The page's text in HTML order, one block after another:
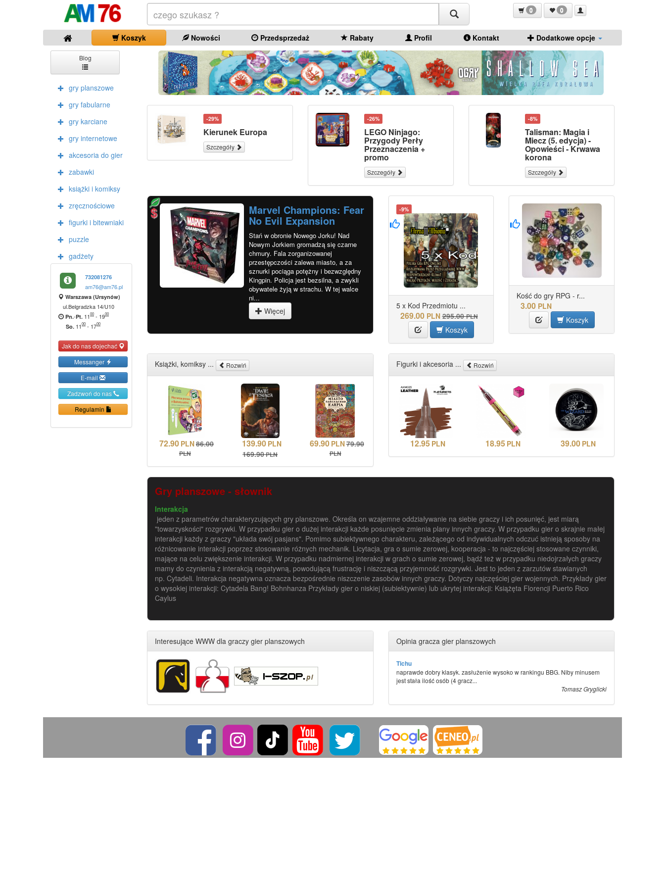
0 0
Koszyk Nowości Przedsprzedaż Rabaty Profil Kontakt Dodatkowe opcje
Blog
gry planszowe
gry fabularne
gry karciane
gry internetowe
akcesoria do gier
zabawki
książki i komiksy
zręcznościowe
figurki i bitewniaki
puzzle
gadżety
732081276
am76@am76.pl
Warszawa (Ursynów)
ul.Belgradzka 14/U10
Pn.-Pt. 1100 - 1900
So. 1100 - 1700
Jak do nas dojechać
Messanger
E-mail
Zadzwoń do nas
Regulamin
-29%
Kierunek Europa
Szczegóły
-26%
LEGO Ninjago:
Przygody Perły
Przeznaczenia +
promo
Szczegóły
-8%
Talisman: Magia i
Miecz (5. edycja) -
Opowieści - Krwawa
korona
Szczegóły
Marvel Champions: Fear
No Evil Expansion
Stań w obronie Nowego Jorku! Nad
Nowym Jorkiem gromadzą się czarne
chmury. Fala zorganizowanej
przestępczości zalewa miasto, a za
sznurki pociąga potężny i bezwzględny
Kingpin. Policja jest bezsilna, a zwykli
obywatele żyją w strachu. W tej walce
ni...
Więcej
-9%
5 x Kod Przedmiotu ...
269.00 PLN 295.00 PLN
Koszyk
Kość do gry RPG - r...
3.00 PLN
Koszyk
Książki, komiksy ... Rozwiń
72.90 PLN86.00
PLN
139.90 PLN
169.90PLN
69.90 PLN79.90
PLN
Figurki i akcesoria ... Rozwiń
12.95 PLN 18.95 PLN 39.00 PLN
Gry planszowe - słownik
Interakcja
jeden z parametrów charakteryzujących gry planszowe. Określa on wzajemne oddziaływanie na siebie graczy i ich posunięć, jest miarą
"towarzyskości" rozgrywki. W przypadku gier o dużej interakcji każde posunięcie zmienia plany innych graczy. W przypadku gier o skrajnie małej
interakcji każdy z graczy "układa swój pasjans". Pomimo subiektywnego charakteru, zależącego od indywidualnych odczuć istnieją sposoby na
różnicowanie interakcji poprzez stosowanie różnych mechanik. Licytacja, gra o sumie zerowej, kooperacja - to najczęściej stosowane czynniki,
mające na celu zwiększenie interakcji. W przypadku nadmiernej interakcji w grach o sumie zerowej, bądź też w przypadku niedojrzałych graczy
mamy do czynienia z interakcją negatywną, powodującą frustrację i niszczącą przyjemność rozgrywki. Jest to jeden z zarzutów stawianych
np. Cytadeli. Interakcja negatywna oznacza bezpośrednie niszczenie zasobów innych graczy. Dotyczy najczęściej gier wojennych. Przykłady gier
o wysokiej interakcji: Cytadela Bang! Bohnhanza Przykłady gier o niskiej (subiektywnie) lub ukrytej interakcji: Książęta Florencji Puerto Rico
Caylus
Interesujące WWW dla graczy gier planszowych Opinia gracza gier planszowych
Tichu
naprawde dobry klasyk. zasłużenie wysoko w rankingu BBG. Niby minusem
jest stała ilość osób (4 gracz...
Tomasz Gryglicki